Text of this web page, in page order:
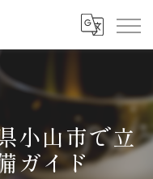
小山市で立
ガイド